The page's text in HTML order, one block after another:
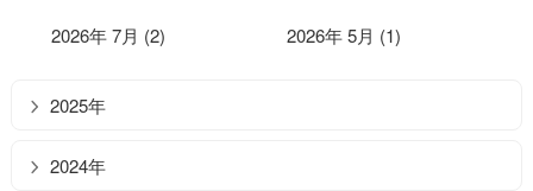
2026年 7月 (2) 2026年 5月 (1)
2025年
2024年